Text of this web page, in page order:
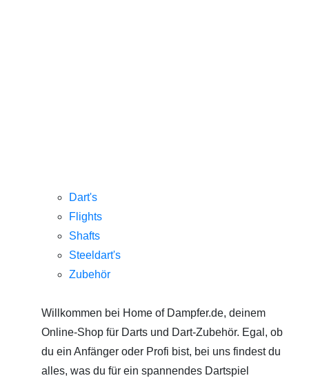
Dart's
Flights
Shafts
Steeldart's
Zubehör
Willkommen bei Home of Dampfer.de, deinem
Online-Shop für Darts und Dart-Zubehör. Egal, ob
du ein Anfänger oder Profi bist, bei uns findest du
alles, was du für ein spannendes Dartspiel